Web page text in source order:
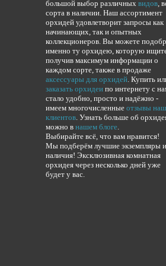
большой выбор различных видов,
сорта в наличии. Наш ассортимент
орхидей удовлетворит запросы как
начинающих, так и опытных
коллекционеров. Вы можете
именно ту орхидею, которую
получив максимум информации о
каждом сорте, также в продаже
аксессуары для орхидей. Купить
заказать орхидеи по интернету с
стало удобно, просто и надёжно -
имеем многочисленные отзывы
клиентов. Узнать больше об
можно в нашем блоге.
Выбирайте всё, что вам нравится!
Мы подберём лучшие экземпляры
наличия! Эксклюзивная комнатная
орхидея через несколько дней уже
будет у вас.